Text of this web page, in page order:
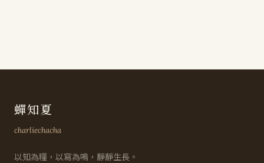
蟬知夏
charliechacha
以知為糧，以寫為鳴，靜靜生長。